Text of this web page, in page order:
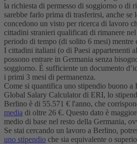
la richiesta di permesso di soggiorno o di
sarebbe farlo prima di trasferirsi, anche se
concedono un visto per ricerca di lavoro
cittadini stranieri qualificati di rimanere nel
periodo di tempo (di solito 6 mesi) mentre
I cittadini italiani (o di Paesi appartenenti
possono entrare in Germania senza
soggiorno. È sufficiente un documento
i primi 3 mesi di permanenza.
Come si quantifica uno stipendio buono a
Global Salary Calculator di ERI, lo
Berlino è di 55.571 € l'anno, che
media di oltre 26 €. Questo dato è
medio di base nel resto della Germania,
Se stai cercando un lavoro a Berlino,
uno stipendio che sia equivalente o